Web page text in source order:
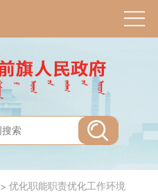
>优化职能职责优化工作环境